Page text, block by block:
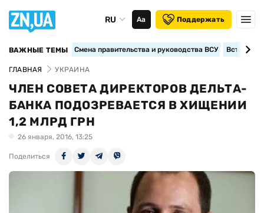
RU Аа Поддержать
ВАЖНЫЕ ТЕМЫ Смена правительства и руководства ВСУ
ГЛАВНАЯ УКРАИНА
ЧЛЕН СОВЕТА ДИРЕКТОРОВ ДЕЛЬТА-
БАНКА ПОДОЗРЕВАЕТСЯ В ХИЩЕНИИ
1,2 МЛРД ГРН
26 января, 2016, 13:25
Поделиться